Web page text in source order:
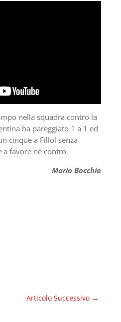
nella squadra contro la
ha pareggiato 1 a 1 ed
cinque a Fillol senza
a favore né contro.
Mario Bocchio
Articolo Successivo →